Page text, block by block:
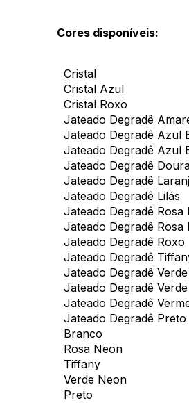
Cores disponíveis:
Cristal
Cristal Azul
Cristal Roxo
Jateado Degradê
Jateado Degradê Azul
Jateado Degradê Azul
Jateado Degradê
Jateado Degradê
Jateado Degradê Lilás
Jateado Degradê Rosa
Jateado Degradê Rosa
Jateado Degradê Roxo
Jateado Degradê
Jateado Degradê
Jateado Degradê
Jateado Degradê
Jateado Degradê Preto
Branco
Rosa Neon
Tiffany
Verde Neon
Preto